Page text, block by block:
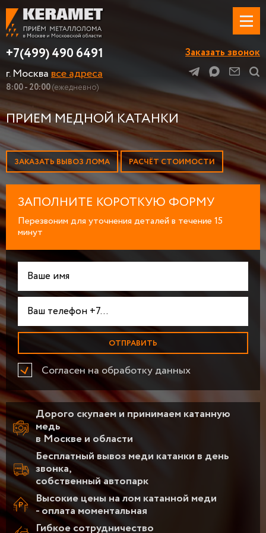
+7(499) 490 6491
г. Москвавсе адреса
8:00 - 20:00(ежедневно)
Заказать звонок
ПРИЕМ МЕДНОЙ КАТАНКИ
ЗАКАЗАТЬ ВЫВОЗ ЛОМА РАСЧЁТ СТОИМОСТИ
Дорого скупаем и принимаем катанную
медь
в Москве и области
Бесплатный вывоз меди катанки в день
звонка,
собственный автопарк
Высокие цены на лом катанной меди
- оплата моментальная
Гибкое сотрудничество
ЗАПОЛНИТЕ КОРОТКУЮ ФОРМУ
Перезвоним для уточнения деталей в течение 15
минут
Согласен на обработку данных